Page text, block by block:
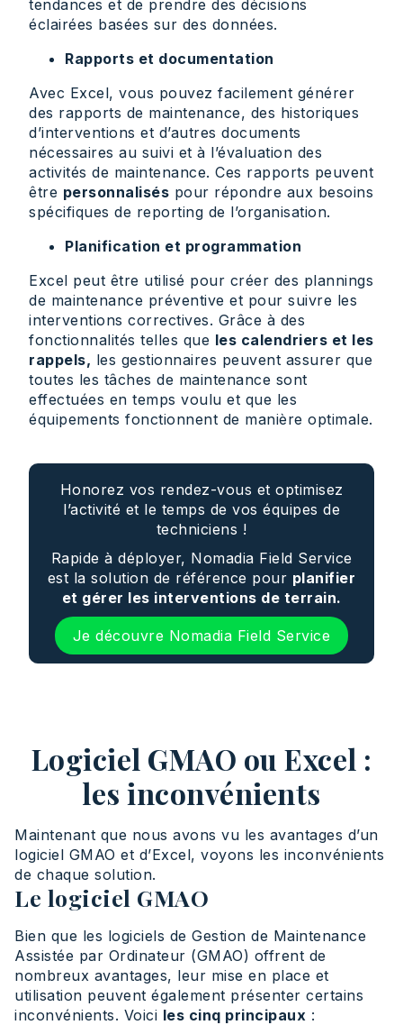
tendances et de prendre des décisions
éclairées basées sur des données.
Rapports et documentation
Avec Excel, vous pouvez facilement générer
des rapports de maintenance, des historiques
d’interventions et d’autres documents
nécessaires au suivi et à l’évaluation des
activités de maintenance. Ces rapports peuvent
être personnalisés pour répondre aux besoins
spécifiques de reporting de l’organisation.
Planification et programmation
Excel peut être utilisé pour créer des plannings
de maintenance préventive et pour suivre les
interventions correctives. Grâce à des
fonctionnalités telles que les calendriers et les
rappels, les gestionnaires peuvent assurer que
toutes les tâches de maintenance sont
effectuées en temps voulu et que les
équipements fonctionnent de manière optimale.
Honorez vos rendez-vous et optimisez
l’activité et le temps de vos équipes de
techniciens !
Rapide à déployer, Nomadia Field Service
est la solution de référence pour planifier
et gérer les interventions de terrain.
Je découvre Nomadia Field Service
Logiciel GMAO ou Excel :
les inconvénients
Maintenant que nous avons vu les avantages d’un
logiciel GMAO et d’Excel, voyons les inconvénients
de chaque solution.
Le logiciel GMAO
Bien que les logiciels de Gestion de Maintenance
Assistée par Ordinateur (GMAO) offrent de
nombreux avantages, leur mise en place et
utilisation peuvent également présenter certains
inconvénients. Voici les cinq principaux :